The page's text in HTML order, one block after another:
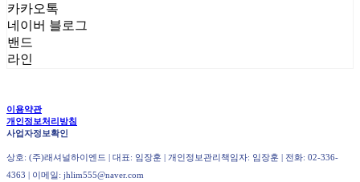
카카오톡
네이버 블로그
밴드
라인
이용약관
개인정보처리방침
사업자정보확인
상호: (주)래셔널하이엔드 | 대표: 임장훈 | 개인정보관리책임자: 임장훈 | 전화: 02-336-
4363 | 이메일: jhlim555@naver.com